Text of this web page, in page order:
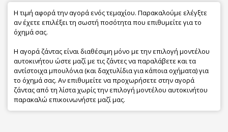
Η τιμή αφορά την αγορά ενός τεμαχίου. Παρακαλούμε ελέγξτε
αν έχετε επιλέξει τη σωστή ποσότητα που επιθυμείτε για το
όχημά σας.
Η αγορά ζάντας είναι διαθέσιμη μόνο με την επιλογή μοντέλου
αυτοκινήτου ώστε μαζί με τις ζάντες να παραλάβετε και τα
αντίστοιχα μπουλόνια (και δαχτυλίδια για κάποια οχήματα) για
το όχημά σας. Αν επιθυμείτε να προχωρήσετε στην αγορά
ζάντας από τη λίστα χωρίς την επιλογή μοντέλου αυτοκινήτου
παρακαλώ επικοινωνήστε μαζί μας.